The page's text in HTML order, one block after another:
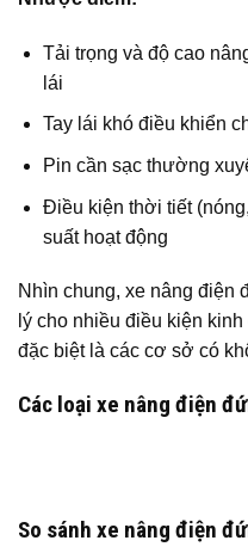
Tải trọng và độ cao
lái
Tay lái khó điều khiển
Pin cần sạc thường
Điều kiện thời tiết
suất hoạt động
Nhìn chung, xe nâng
lý cho nhiều điều kiện
đặc biệt là các cơ sở có
Các loại xe nâng điện
So sánh xe nâng điện